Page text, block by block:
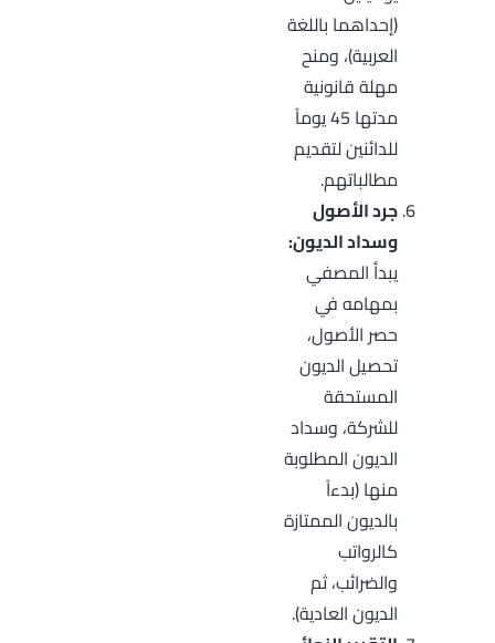
(إحداهما باللغة
العربية)، ومنح
مهلة قانونية
مدتها 45 يوماً
للدائنين لتقديم
مطالباتهم.
جرد الأصول
وسداد الديون:
يبدأ المصفي
بمهامه في
حصر الأصول،
تحصيل الديون
المستحقة
للشركة، وسداد
الديون المطلوبة
منها (بدءاً
بالديون الممتازة
كالرواتب
والضرائب، ثم
الديون العادية).